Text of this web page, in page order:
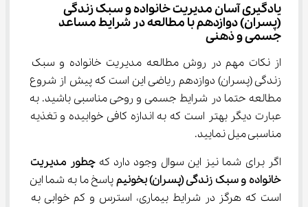
یادگیری آسان مدیریت خانواده و سبک زندگی
(پسران) دوازدهم با مطالعه در شرایط مساعد
جسمی و ذهنی
از نکات مهم در روش مطالعه مدیریت خانواده و سبک
زندگی (پسران) دوازدهم ریاضی این است که پیش از شروع
مطالعه حتما در شرایط جسمی و روحی مناسبی باشید. به
عبارت دیگر بهتر است که به اندازه کافی خوابیده و تغذیه
مناسبی میل نمایید.
اگر برای شما نیز این سوال وجود دارد که چطور مدیریت
خانواده و سبک زندگی (پسران) بخونیم پاسخ ما به شما این
است که هرگز در شرایط بیماری، استرس و کم خوابی به